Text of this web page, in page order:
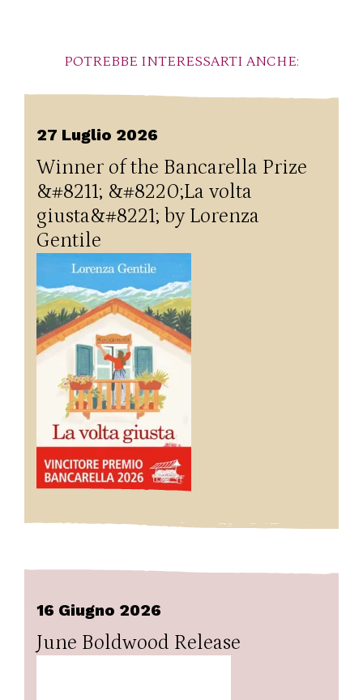
POTREBBE INTERESSARTI ANCHE:
27 Luglio 2026
Winner of the Bancarella Prize
&#8211; &#8220;La volta
giusta&#8221; by Lorenza
Gentile
16 Giugno 2026
June Boldwood Release